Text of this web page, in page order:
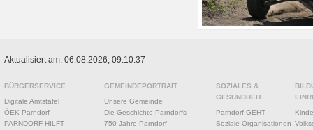
Aktualisiert am: 06.08.2026; 09:10:37
BÜRGERSERVICE
Digitale Amtstafel
ÖEK Parndorf
PARNDORF HILFT
GEMEINDEPORTRAIT
Unsere Gemeinde
Die Geschichte Parndorfs
750 Jahre Parndorf
SOZIALES &
GESUNDHEIT
Parndorf GEHT
Soziale Organisationen